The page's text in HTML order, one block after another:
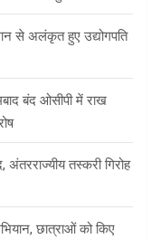
से अलंकृत हुए उद्योगपति
बंद ओसीपी में राख
तस्करी गिरोह
छात्राओं को किए